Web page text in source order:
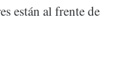
están al frente de